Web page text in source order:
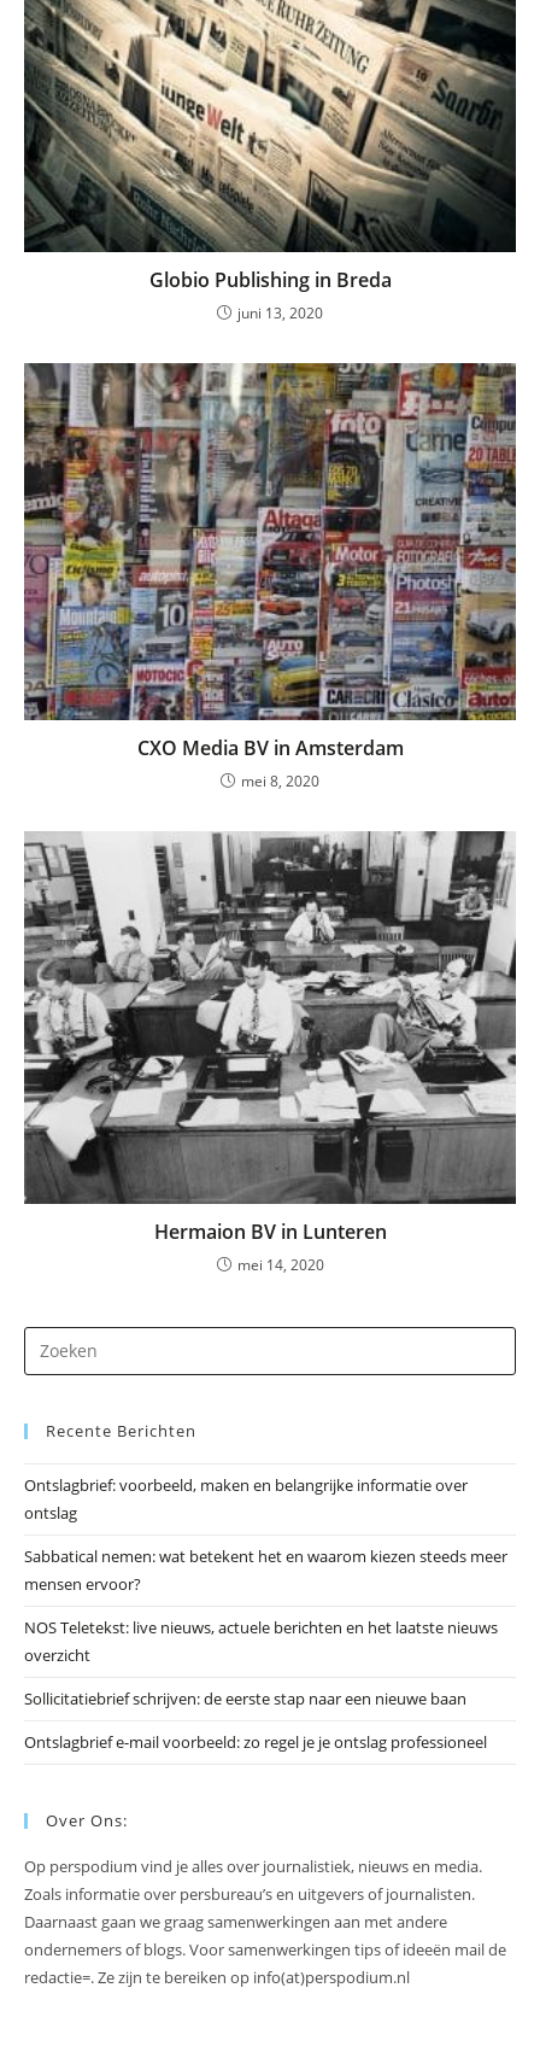
Globio Publishing in Breda
juni 13, 2020
CXO Media BV in Amsterdam
mei 8, 2020
Hermaion BV in Lunteren
mei 14, 2020
op
Recente Berichten
Ontslagbrief: voorbeeld, maken en belangrijke informatie over
ontslag
Sabbatical nemen: wat betekent het en waarom kiezen steeds meer
mensen ervoor?
NOS Teletekst: live nieuws, actuele berichten en het laatste nieuws
overzicht
Sollicitatiebrief schrijven: de eerste stap naar een nieuwe baan
Ontslagbrief e-mail voorbeeld: zo regel je je ontslag professioneel
Over Ons:
Op perspodium vind je alles over journalistiek, nieuws en media.
Zoals informatie over persbureau’s en uitgevers of journalisten.
Daarnaast gaan we graag samenwerkingen aan met andere
ondernemers of blogs. Voor samenwerkingen tips of ideeën mail de
redactie=. Ze zijn te bereiken op info(at)perspodium.nl